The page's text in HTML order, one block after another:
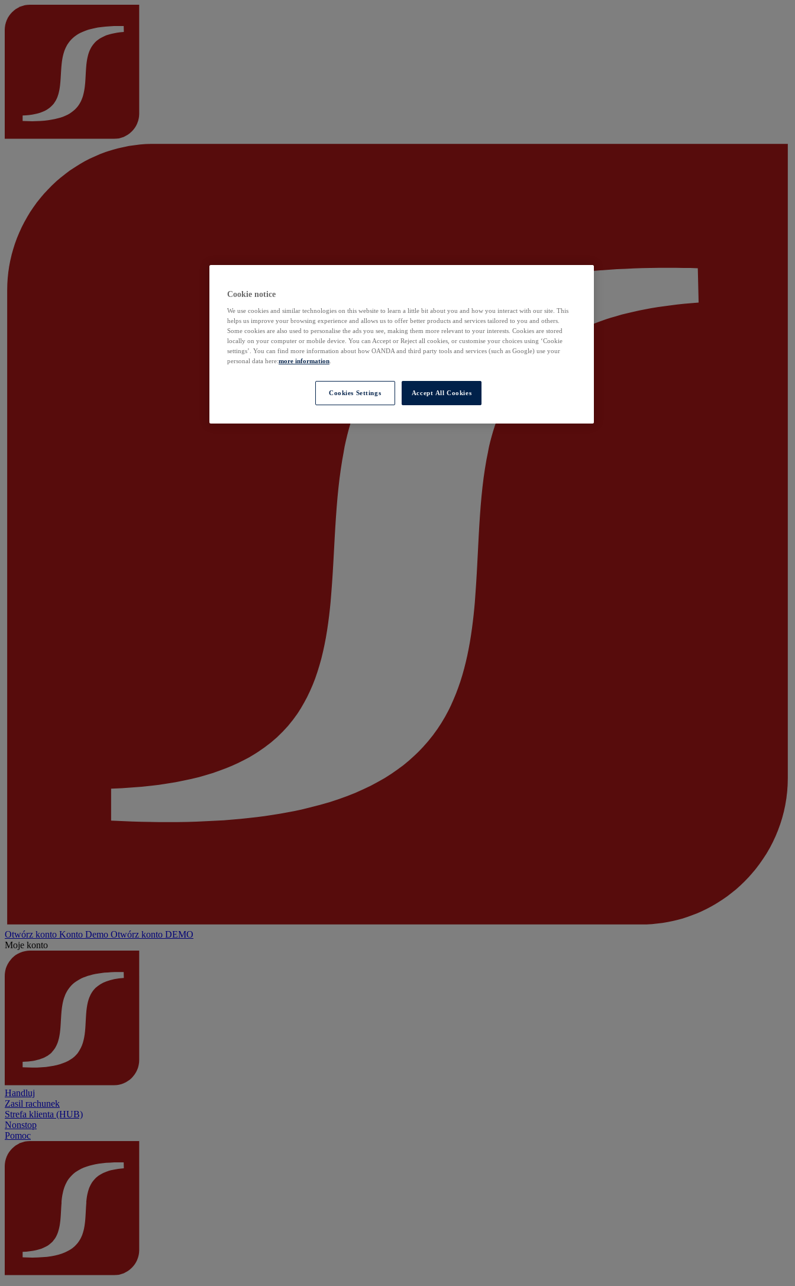
Otwórz konto Konto Demo Otwórz konto DEMO
Moje konto
Handluj
Zasil rachunek
Strefa klienta (HUB)
Nonstop
Pomoc
Cookie notice
We use cookies and similar technologies on this website to learn a little bit about you and how you interact with our site. This
helps us improve your browsing experience and allows us to offer better products and services tailored to you and others.
Some cookies are also used to personalise the ads you see, making them more relevant to your interests. Cookies are stored
locally on your computer or mobile device. You can Accept or Reject all cookies, or customise your choices using ‘Cookie
settings’. You can find more information about how OANDA and third party tools and services (such as Google) use your
personal data here:more information
Cookies Settings Accept All Cookies